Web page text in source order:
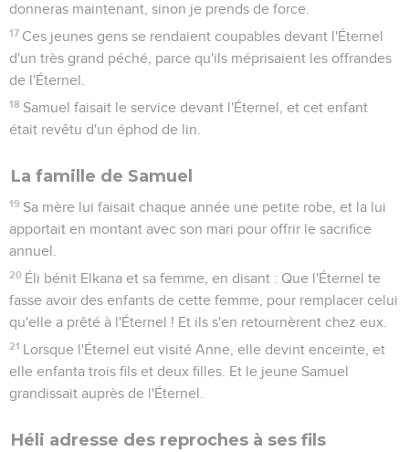
donneras maintenant, sinon je prends de force.
17 Ces jeunes gens se rendaient coupables devant l'Éternel
d'un très grand péché, parce qu'ils méprisaient les offrandes
de l'Éternel.
18 Samuel faisait le service devant l'Éternel, et cet enfant
était revêtu d'un éphod de lin.
La famille de Samuel
19 Sa mère lui faisait chaque année une petite robe, et la lui
apportait en montant avec son mari pour offrir le sacrifice
annuel.
20 Éli bénit Elkana et sa femme, en disant : Que l'Éternel te
fasse avoir des enfants de cette femme, pour remplacer celui
qu'elle a prêté à l'Éternel ! Et ils s'en retournèrent chez eux.
21 Lorsque l'Éternel eut visité Anne, elle devint enceinte, et
elle enfanta trois fils et deux filles. Et le jeune Samuel
grandissait auprès de l'Éternel.
Héli adresse des reproches à ses fils